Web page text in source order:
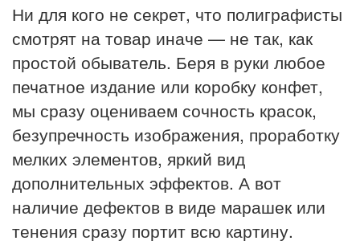
Ни для кого не секрет, что полиграфисты
смотрят на товар иначе — не так, как
простой обыватель. Беря в руки любое
печатное издание или коробку конфет,
мы сразу оцениваем сочность красок,
безупречность изображения, проработку
мелких элементов, яркий вид
дополнительных эффектов. А вот
наличие дефектов в виде марашек или
тенения сразу портит всю картину.